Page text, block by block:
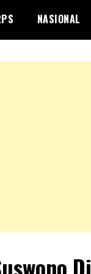
NASIONAL
Di